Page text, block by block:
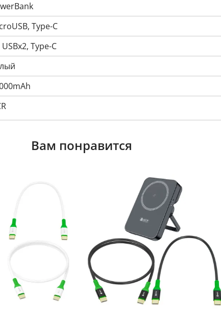
Type-C
USBх2, Type-C
Вам понравится